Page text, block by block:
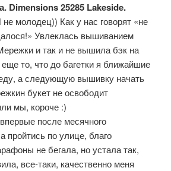
Dimensions 25285 Lakeside.
молодец)) Как у нас говорят «не
Увлеклась вышиванием
и так и не вышила бэк на
то, что до багетки я ближайшие
а следующую вышивку начать
букет не освободит
мы, короче :)
после месячного
пройтись по улице, благо
не бегала, но устала так,
все-таки, качественно меня